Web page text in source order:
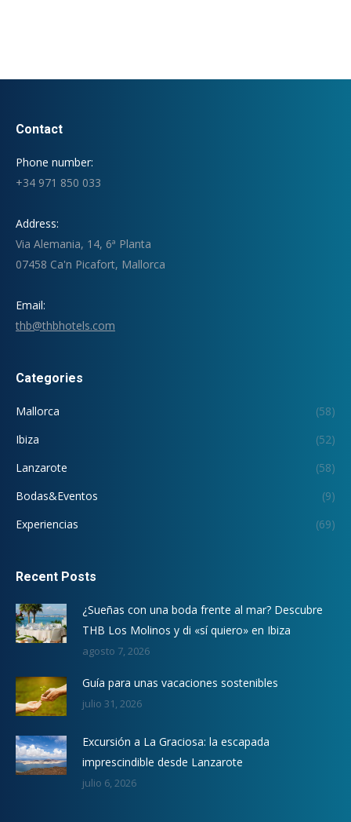
Contact
Phone number:
+34 971 850 033
Address:
Via Alemania, 14, 6ª Planta
07458 Ca'n Picafort, Mallorca
Email:
thb@thbhotels.com
Categories
Mallorca
(58)
Ibiza
(52)
Lanzarote
(58)
Bodas&Eventos
(9)
Experiencias
(69)
Recent Posts
¿Sueñas con una boda frente al mar? Descubre
THB Los Molinos y di «sí quiero» en Ibiza
agosto 7, 2026
Guía para unas vacaciones sostenibles
julio 31, 2026
Excursión a La Graciosa: la escapada
imprescindible desde Lanzarote
julio 6, 2026